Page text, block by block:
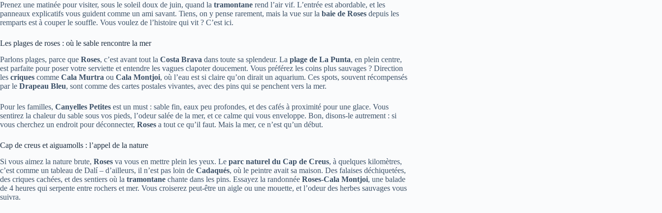
Prenez une matinée pour visiter, sous le soleil doux de juin, quand la tramontane rend l’air vif. L’entrée est abordable, et les
panneaux explicatifs vous guident comme un ami savant. Tiens, on y pense rarement, mais la vue sur la baie de Roses depuis les
remparts est à couper le souffle. Vous voulez de l’histoire qui vit ? C’est ici.
Les plages de roses : où le sable rencontre la mer
Parlons plages, parce que Roses, c’est avant tout la Costa Brava dans toute sa splendeur. La plage de La Punta, en plein centre,
est parfaite pour poser votre serviette et entendre les vagues clapoter doucement. Vous préférez les coins plus sauvages ? Direction
les criques comme Cala Murtra ou Cala Montjoi, où l’eau est si claire qu’on dirait un aquarium. Ces spots, souvent récompensés
par le Drapeau Bleu, sont comme des cartes postales vivantes, avec des pins qui se penchent vers la mer.
Pour les familles, Canyelles Petites est un must : sable fin, eaux peu profondes, et des cafés à proximité pour une glace. Vous
sentirez la chaleur du sable sous vos pieds, l’odeur salée de la mer, et ce calme qui vous enveloppe. Bon, disons-le autrement : si
vous cherchez un endroit pour déconnecter, Roses a tout ce qu’il faut. Mais la mer, ce n’est qu’un début.
Cap de creus et aiguamolls : l’appel de la nature
Si vous aimez la nature brute, Roses va vous en mettre plein les yeux. Le parc naturel du Cap de Creus, à quelques kilomètres,
c’est comme un tableau de Dalí – d’ailleurs, il n’est pas loin de Cadaqués, où le peintre avait sa maison. Des falaises déchiquetées,
des criques cachées, et des sentiers où la tramontane chante dans les pins. Essayez la randonnée Roses-Cala Montjoi, une balade
de 4 heures qui serpente entre rochers et mer. Vous croiserez peut-être un aigle ou une mouette, et l’odeur des herbes sauvages vous
suivra.